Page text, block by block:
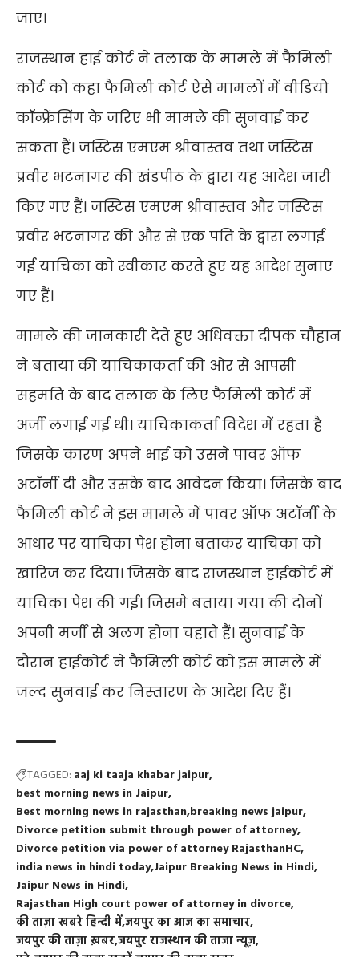
जाए।
राजस्थान हाई कोर्ट ने तलाक के मामले में फैमिली
कोर्ट को कहा फैमिली कोर्ट ऐसे मामलों में वीडियो
कॉन्फ्रेंसिंग के जरिए भी मामले की सुनवाई कर
सकता हैं। जस्टिस एमएम श्रीवास्तव तथा जस्टिस
प्रवीर भटनागर की खंडपीठ के द्वारा यह आदेश जारी
किए गए हैं। जस्टिस एमएम श्रीवास्तव और जस्टिस
प्रवीर भटनागर की और से एक पति के द्वारा लगाई
गई याचिका को स्वीकार करते हुए यह आदेश सुनाए
गए हैं।
मामले की जानकारी देते हुए अधिवक्ता दीपक चौहान
ने बताया की याचिकाकर्ता की ओर से आपसी
सहमति के बाद तलाक के लिए फैमिली कोर्ट में
अर्जी लगाई गई थी। याचिकाकर्ता विदेश में रहता है
जिसके कारण अपने भाई को उसने पावर ऑफ
अटॉर्नी दी और उसके बाद आवेदन किया। जिसके बाद
फैमिली कोर्ट ने इस मामले में पावर ऑफ अटॉर्नी के
आधार पर याचिका पेश होना बताकर याचिका को
खारिज कर दिया। जिसके बाद राजस्थान हाईकोर्ट में
याचिका पेश की गई। जिसमे बताया गया की दोनों
अपनी मर्जी से अलग होना चहाते हैं। सुनवाई के
दौरान हाईकोर्ट ने फैमिली कोर्ट को इस मामले में
जल्द सुनवाई कर निस्तारण के आदेश दिए हैं।
TAGGED: aaj ki taaja khabar jaipur
best morning news in Jaipur
Best morning news in rajasthan breaking news jaipur
Divorce petition submit through power of attorney
Divorce petition via power of attorney RajasthanHC
india news in hindi today Jaipur Breaking News in Hindi
Jaipur News in Hindi
Rajasthan High court power of attorney in divorce
की ताज़ा खबरे हिन्दी मेंजयपुर का आज का समाचार
जयपुर की ताज़ा ख़बरजयपुर राजस्थान की ताजा न्यूज़